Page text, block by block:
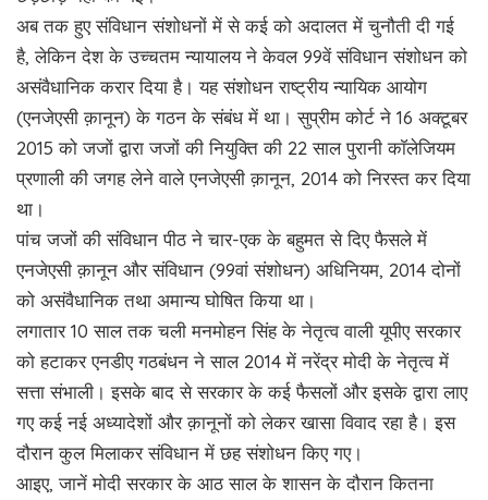
अब तक हुए संविधान संशोधनों में से कई को अदालत में चुनौती दी गई
है, लेकिन देश के उच्चतम न्यायालय ने केवल 99वें संविधान संशोधन को
असंवैधानिक करार दिया है। यह संशोधन राष्ट्रीय न्यायिक आयोग
(एनजेएसी क़ानून) के गठन के संबंध में था। सुप्रीम कोर्ट ने 16 अक्टूबर
2015 को जजों द्वारा जजों की नियुक्ति की 22 साल पुरानी काॅलेजियम
प्रणाली की जगह लेने वाले एनजेएसी क़ानून, 2014 को निरस्त कर दिया
था।
पांच जजों की संविधान पीठ ने चार-एक के बहुमत से दिए फैसले में
एनजेएसी क़ानून और संविधान (99वां संशोधन) अधिनियम, 2014 दोनों
को असंवैधानिक तथा अमान्य घोषित किया था।
लगातार 10 साल तक चली मनमोहन सिंह के नेतृत्व वाली यूपीए सरकार
को हटाकर एनडीए गठबंधन ने साल 2014 में नरेंद्र मोदी के नेतृत्व में
सत्ता संभाली। इसके बाद से सरकार के कई फैसलों और इसके द्वारा लाए
गए कई नई अध्यादेशों और क़ानूनों को लेकर खासा विवाद रहा है। इस
दौरान कुल मिलाकर संविधान में छह संशोधन किए गए।
आइए, जानें मोदी सरकार के आठ साल के शासन के दौरान कितना